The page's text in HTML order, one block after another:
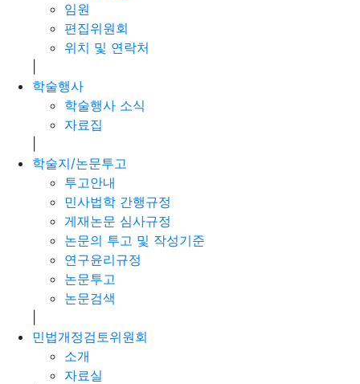
임원
편집위원회
위치 및 연락처
학술행사
학술행사 소식
자료집
학술지/논문투고
투고안내
민사법학 간행규정
게재논문 심사규정
논문의 투고 및 작성기준
연구윤리규정
논문투고
논문검색
민법개정검토위원회
소개
자료실